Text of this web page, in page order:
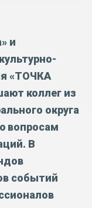
и
«ТОЧКА
коллег из
округа
вопросам
В
событий